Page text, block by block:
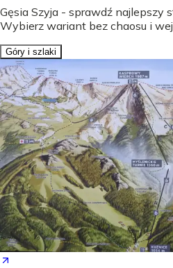
Gęsia Szyja - sprawdź najlepszy
Wybierz wariant bez chaosu i
Góry i szlaki